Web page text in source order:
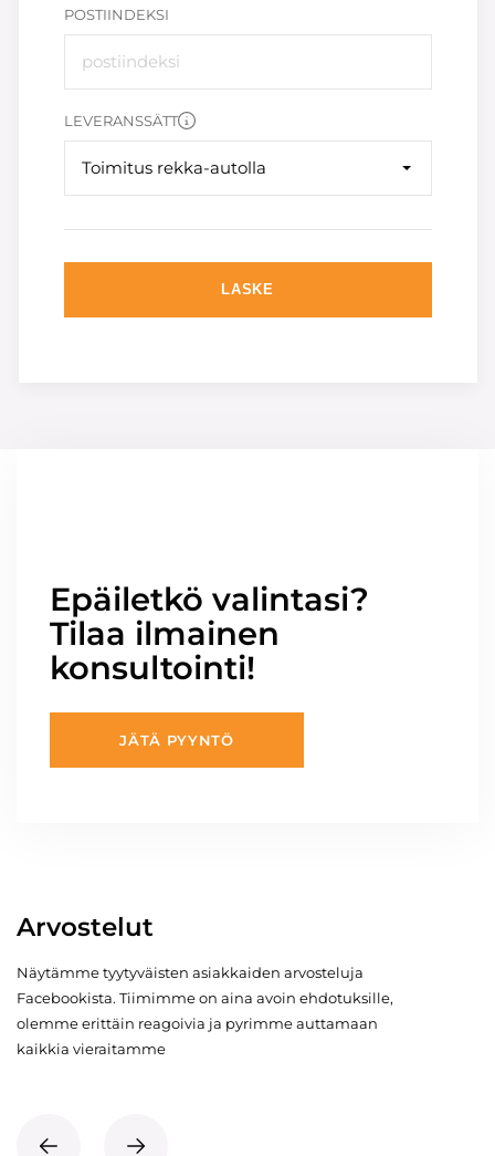
POSTIINDEKSI
LEVERANSSÄTT
Toimitus rekka-autolla
LASKE
Epäiletkö valintasi?
Tilaa ilmainen
konsultointi!
JÄTÄ PYYNTÖ
Arvostelut
Näytämme tyytyväisten asiakkaiden arvosteluja
Facebookista. Tiimimme on aina avoin ehdotuksille,
olemme erittäin reagoivia ja pyrimme auttamaan
kaikkia vieraitamme